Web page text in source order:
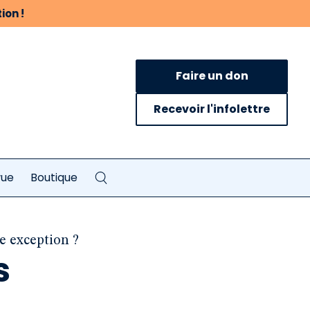
!
Faire un don
Recevoir l'infolettre
Boutique
exception ?